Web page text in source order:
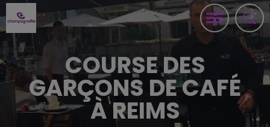
COURSE DES
GARÇONS DE CAFÉ
À REIMS